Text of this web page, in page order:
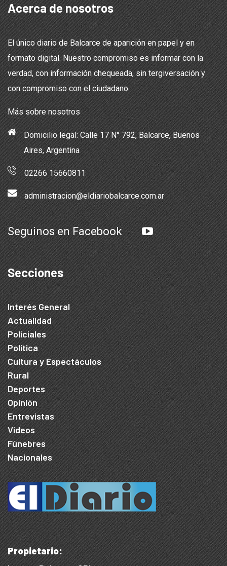
Acerca de nosotros
El único diario de Balcarce de aparición en papel y en
formato digital. Nuestro compromiso es informar con la
verdad, con información chequeada, sin tergiversación y
con compromiso con el ciudadano.
Más sobre nosotros
Domicilio legal: Calle 17 N° 792, Balcarce, Buenos
Aires, Argentina
02266 15660811
administracion@eldiariobalcarce.com.ar
Seguinos en Facebook
Secciones
Interés General
Actualidad
Policiales
Política
Cultura y Espectáculos
Rural
Deportes
Opinión
Entrevistas
Videos
Fúnebres
Nacionales
Propietario: